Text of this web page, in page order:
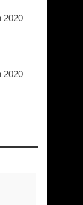
2020
2020